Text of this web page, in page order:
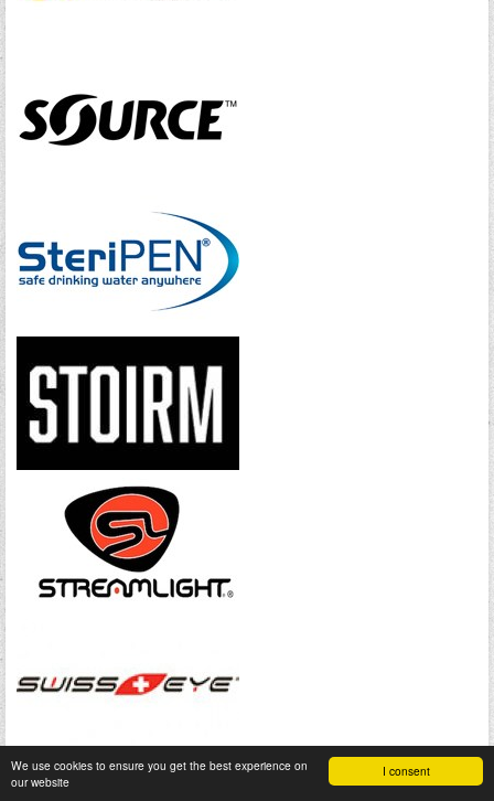
I consent
We use cookies to ensure you get the best experience on
our website